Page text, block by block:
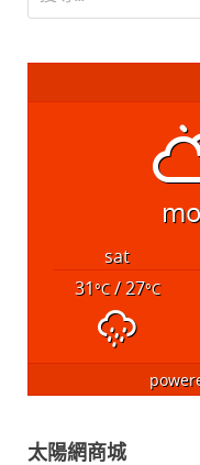
sat
31°C/ 27°C
太陽網商城